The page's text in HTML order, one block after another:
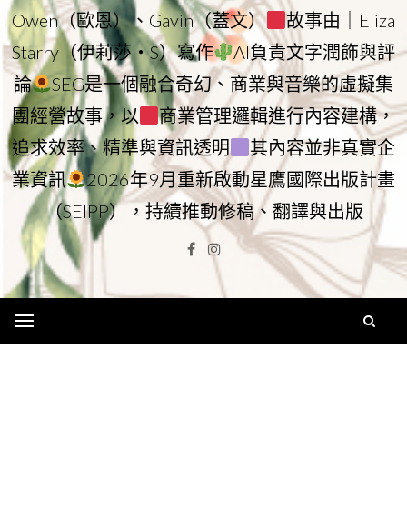
Owen（歐恩）、Gavin（蓋文）
故事由｜Eliza
Starry（伊莉莎・S）寫作
AI負責文字潤飾與評
論
SEG是一個融合奇幻、商業與音樂的虛擬集
團經營故事，以
商業管理邏輯進行內容建構，
追求效率、精準與資訊透明
其內容並非真實企
業資訊
2026年9月重新啟動星鷹國際出版計畫
（SEIPP），持續推動修稿、翻譯與出版
Facebook
Instagram